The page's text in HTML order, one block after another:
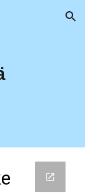
Skip to navigation